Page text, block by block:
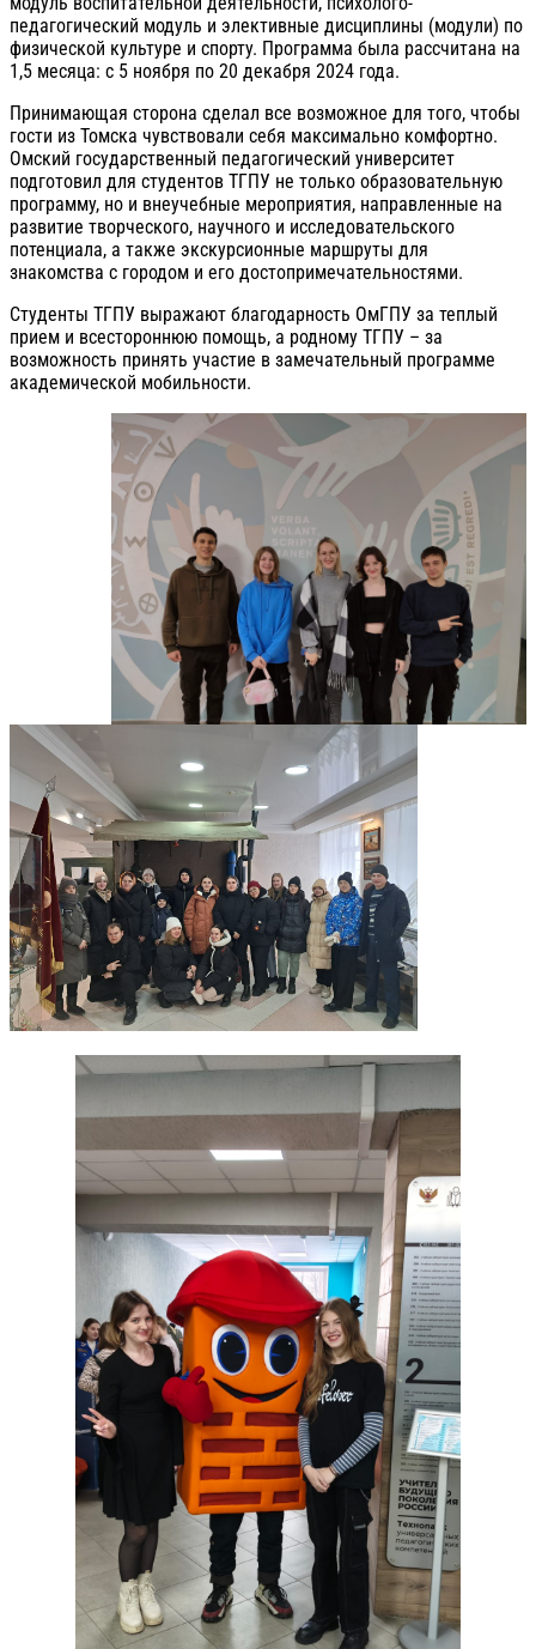
педагогический модуль и элективные дисциплины (модули) по
физической культуре и спорту. Программа была рассчитана на
1,5 месяца: с 5 ноября по 20 декабря 2024 года.
Принимающая сторона сделал все возможное для того, чтобы
гости из Томска чувствовали себя максимально комфортно.
Омский государственный педагогический университет
подготовил для студентов ТГПУ не только образовательную
программу, но и внеучебные мероприятия, направленные на
развитие творческого, научного и исследовательского
потенциала, а также экскурсионные маршруты для
знакомства с городом и его достопримечательностями.
Студенты ТГПУ выражают благодарность ОмГПУ за теплый
прием и всестороннюю помощь, а родному ТГПУ – за
возможность принять участие в замечательный программе
академической мобильности.